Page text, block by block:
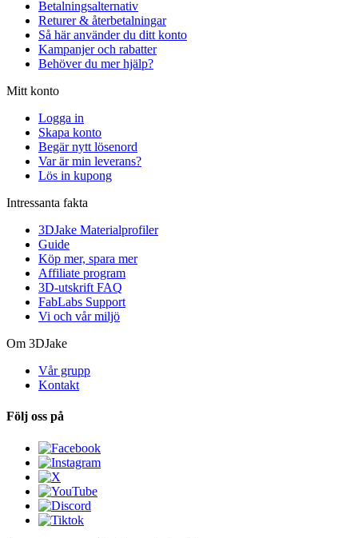
Betalningsalternativ
Returer & återbetalningar
Så här använder du ditt konto
Kampanjer och rabatter
Behöver du mer hjälp?
Mitt konto
Logga in
Skapa konto
Begär nytt lösenord
Var är min leverans?
Lös in kupong
Intressanta fakta
3DJake Materialprofiler
Guide
Köp mer, spara mer
Affiliate program
3D-utskrift FAQ
FabLabs Support
Vi och vår miljö
Om 3DJake
Vår grupp
Kontakt
Följ oss på